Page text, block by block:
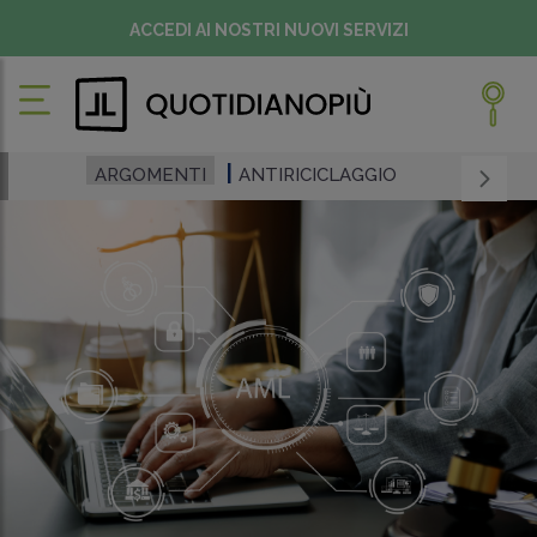
ACCEDI AI NOSTRI NUOVI SERVIZI
ARGOMENTI ANTIRICICLAGGIO